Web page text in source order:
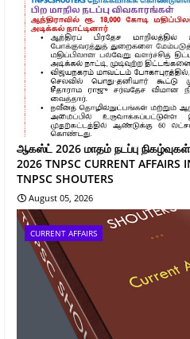
ஆகஸ்ட் 2026 மாதம் நடப்பு
2026 TNPSC CURRENT
TNPSC SHOUTERS
August 05, 2026
CURRENT AFFAIRS